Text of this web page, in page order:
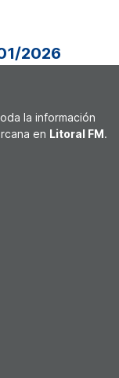
2026
la información
en Litoral FM.